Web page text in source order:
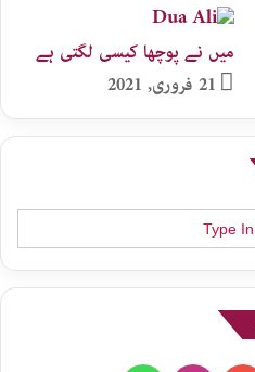
میں نے پوچھا کیسی لگتی ہے
21 فروری, 2021